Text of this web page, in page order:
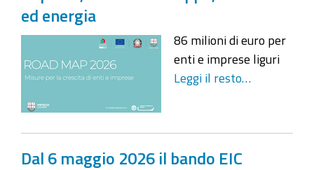
ed energia
86 milioni di euro per
enti e imprese liguri
Leggi il resto…
Dal 6 maggio 2026 il bando EIC